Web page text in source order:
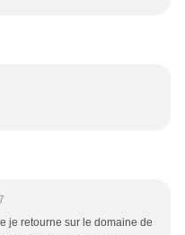
je retourne sur le domaine de